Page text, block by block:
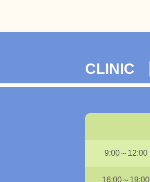
CLINIC
9:00～12:00
16:00～19:00